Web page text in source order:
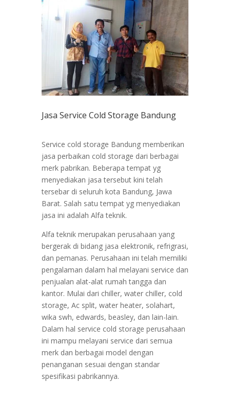
Jasa Service Cold Storage Bandung
Service cold storage Bandung memberikan
jasa perbaikan cold storage dari berbagai
merk pabrikan. Beberapa tempat yg
menyediakan jasa tersebut kini telah
tersebar di seluruh kota Bandung, Jawa
Barat. Salah satu tempat yg menyediakan
jasa ini adalah Alfa teknik.
Alfa teknik merupakan perusahaan yang
bergerak di bidang jasa elektronik, refrigrasi,
dan pemanas. Perusahaan ini telah memiliki
pengalaman dalam hal melayani service dan
penjualan alat-alat rumah tangga dan
kantor. Mulai dari chiller, water chiller, cold
storage, Ac split, water heater, solahart,
wika swh, edwards, beasley, dan lain-lain.
Dalam hal service cold storage perusahaan
ini mampu melayani service dari semua
merk dan berbagai model dengan
penanganan sesuai dengan standar
spesifikasi pabrikannya.